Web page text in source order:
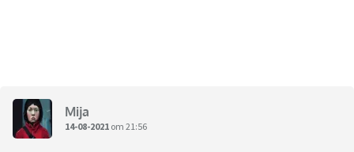
Mija
14-08-2021 om 21:56